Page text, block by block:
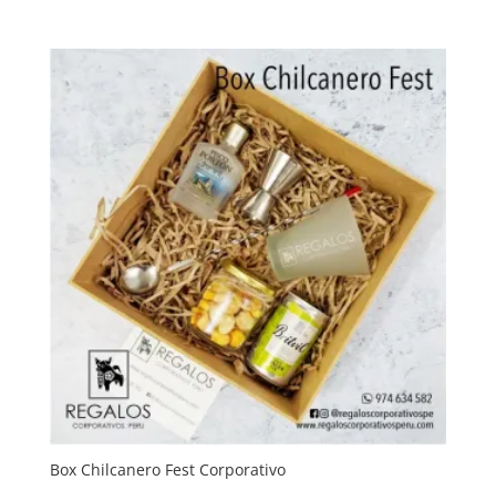
Box Chilcanero Fest Corporativo